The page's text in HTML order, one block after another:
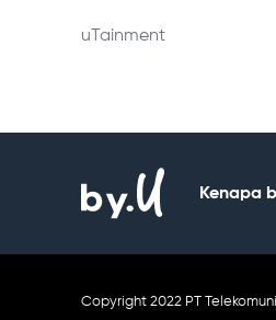
uTainment
Kenapa
Copyright 2022 PT